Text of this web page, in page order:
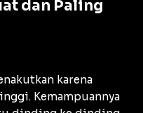
dan Paling
karena
Kemampuannya